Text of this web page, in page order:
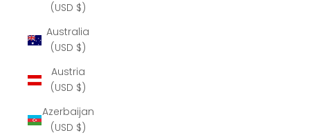
(USD $)
Australia
(USD $)
Austria
(USD $)
Azerbaijan
(USD $)